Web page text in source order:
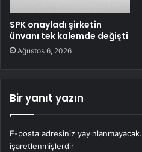
SPK onayladı şirketin
ünvanı tek kalemde değişti
Ağustos 6, 2026
Bir yanıt yazın
E-posta adresiniz yayınlanmayacak.
işaretlenmişlerdir